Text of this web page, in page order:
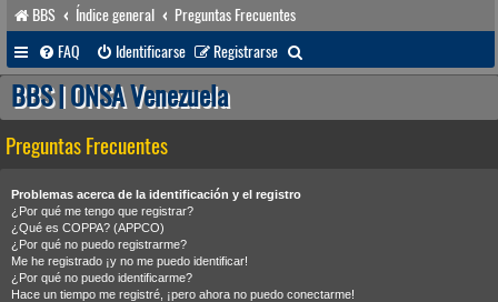
BBS Índice general
Preguntas Frecuentes
FAQ
Identificarse Registrarse
u
BBS | ONSA Venezuela
Preguntas Frecuentes
Problemas acerca de la identificación y el registro
¿Por qué me tengo que registrar?
¿Qué es COPPA? (APPCO)
¿Por qué no puedo registrarme?
Me he registrado ¡y no me puedo identificar!
¿Por qué no puedo identificarme?
Hace un tiempo me registré, ¡pero ahora no puedo conectarme!